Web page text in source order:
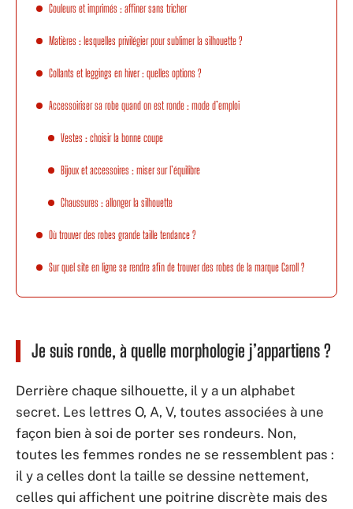
Couleurs et imprimés : affiner sans tricher
Matières : lesquelles privilégier pour sublimer la silhouette ?
Collants et leggings en hiver : quelles options ?
Accessoiriser sa robe quand on est ronde : mode d’emploi
Vestes : choisir la bonne coupe
Bijoux et accessoires : miser sur l’équilibre
Chaussures : allonger la silhouette
Où trouver des robes grande taille tendance ?
Sur quel site en ligne se rendre afin de trouver des robes de la marque Caroll ?
Je suis ronde, à quelle morphologie j’appartiens ?
Derrière chaque silhouette, il y a un alphabet
secret. Les lettres O, A, V, toutes associées à une
façon bien à soi de porter ses rondeurs. Non,
toutes les femmes rondes ne se ressemblent pas :
il y a celles dont la taille se dessine nettement,
celles qui affichent une poitrine discrète mais des